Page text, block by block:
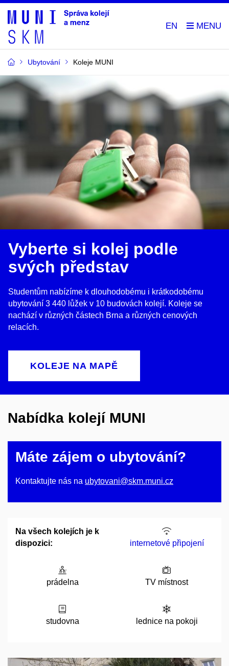
EN
Ubytování Koleje MUNI
Vyberte si kolej podle
svých představ
Studentům nabízíme k dlouhodobému i krátkodobému
ubytování 3 440 lůžek v 10 budovách kolejí. Koleje se
nachází v různých částech Brna a různých cenových
relacích.
KOLEJE NA MAPĚ
Nabídka kolejí MUNI
Máte zájem o ubytování?
Kontaktujte nás na ubytovani@skm.muni.cz
Na všech kolejích je k
dispozici:
internetové připojení
prádelna TV místnost
studovna lednice na pokoji